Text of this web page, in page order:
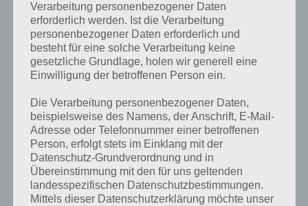
Verarbeitung personenbezogener Daten
erforderlich werden. Ist die Verarbeitung
personenbezogener Daten erforderlich und
besteht für eine solche Verarbeitung keine
gesetzliche Grundlage, holen wir generell eine
Einwilligung der betroffenen Person ein.
Die Verarbeitung personenbezogener Daten,
beispielsweise des Namens, der Anschrift, E-Mail-
Adresse oder Telefonnummer einer betroffenen
Person, erfolgt stets im Einklang mit der
Datenschutz-Grundverordnung und in
Übereinstimmung mit den für uns geltenden
landesspezifischen Datenschutzbestimmungen.
Mittels dieser Datenschutzerklärung möchte unser